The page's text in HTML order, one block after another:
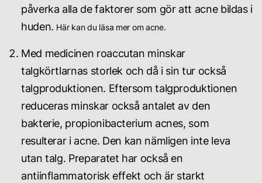
påverka alla de faktorer som gör att acne bildas i
huden. Här kan du läsa mer om acne.
Med medicinen roaccutan minskar
talgkörtlarnas storlek och då i sin tur också
talgproduktionen. Eftersom talgproduktionen
reduceras minskar också antalet av den
bakterie, propionibacterium acnes, som
resulterar i acne. Den kan nämligen inte leva
utan talg. Preparatet har också en
antiinflammatorisk effekt och är starkt